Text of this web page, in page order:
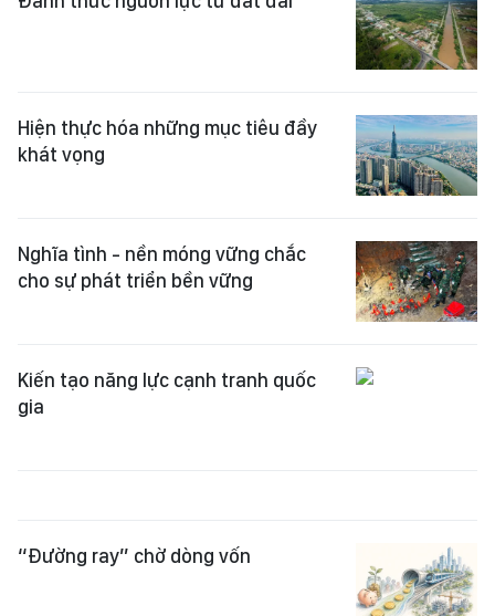
Hiện thực hóa những mục tiêu đầy
khát vọng
Nghĩa tình - nền móng vững chắc
cho sự phát triển bền vững
Kiến tạo năng lực cạnh tranh quốc
gia
“Đường ray” chờ dòng vốn